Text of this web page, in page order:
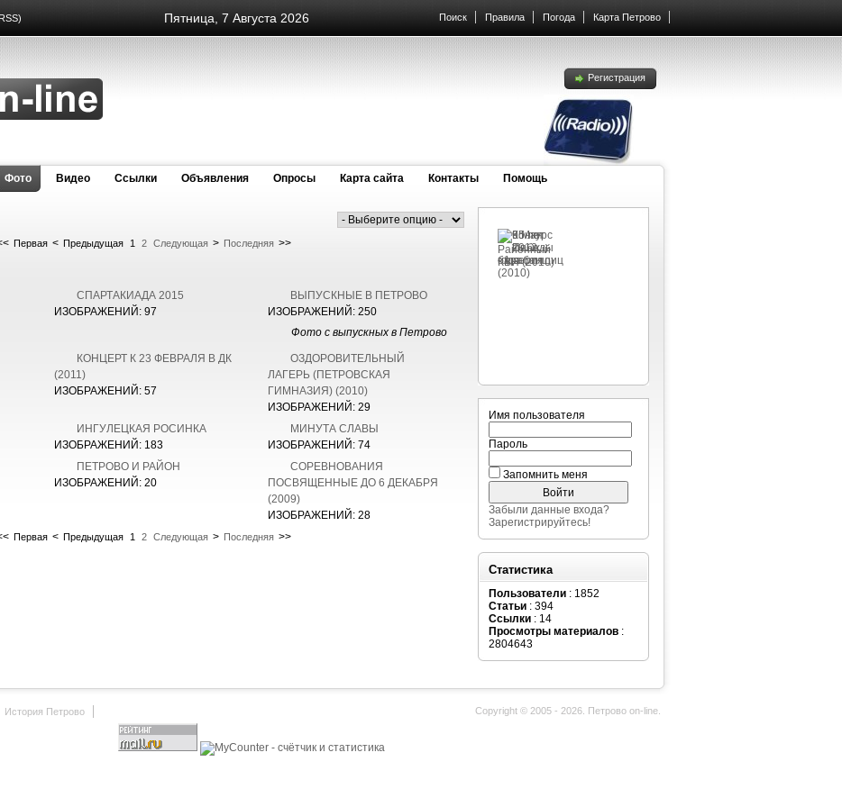
Пятница, 7 Августа 2026 Поиск Правила Погода Карта Петрово
Регистрация
Фото Видео Cсылки Объявления Опросы Карта сайта Контакты Помощь
Первая < Предыдущая 1 2 Следующая > Последняя >>
СПАРТАКИАДА 2015
ИЗОБРАЖЕНИЙ: 97
ВЫПУСКНЫЕ В ПЕТРОВО
ИЗОБРАЖЕНИЙ: 250
Фото с выпускных в Петрово
КОНЦЕРТ К 23 ФЕВРАЛЯ В ДК
(2011)
ИЗОБРАЖЕНИЙ: 57
ОЗДОРОВИТЕЛЬНЫЙ
ЛАГЕРЬ (ПЕТРОВСКАЯ
ГИМНАЗИЯ) (2010)
ИЗОБРАЖЕНИЙ: 29
ИНГУЛЕЦКАЯ РОСИНКА
ИЗОБРАЖЕНИЙ: 183
МИНУТА СЛАВЫ
ИЗОБРАЖЕНИЙ: 74
ПЕТРОВО И РАЙОН
ИЗОБРАЖЕНИЙ: 20
СОРЕВНОВАНИЯ
ПОСВЯЩЕННЫЕ ДО 6 ДЕКАБРЯ
(2009)
ИЗОБРАЖЕНИЙ: 28
Первая < Предыдущая 1 2 Следующая > Последняя >>
Имя пользователя
Пароль
Запомнить меня
Забыли данные входа?
Зарегистрируйтесь!
Статистика
Пользователи : 1852
Статьи : 394
Ссылки : 14
Просмотры материалов :
2804643
История Петрово Copyright © 2005 - 2026. Петрово on-line.